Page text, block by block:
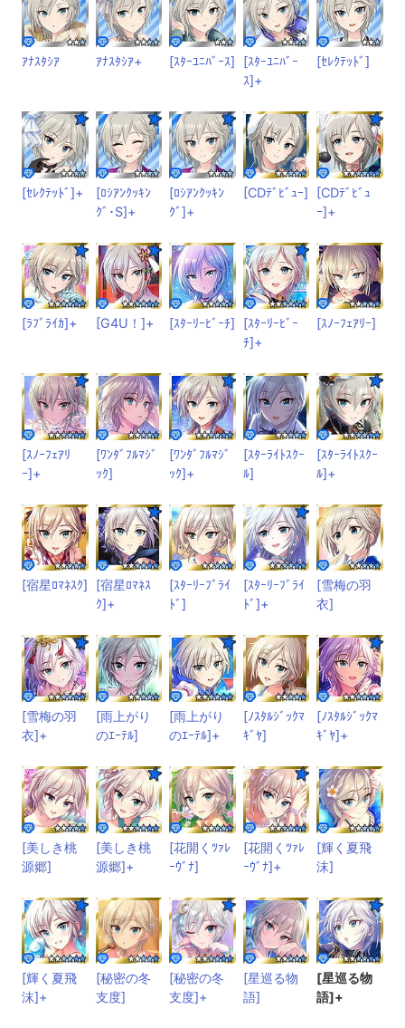
ｱﾅｽﾀｼｱ ｱﾅｽﾀｼｱ+ [ｽﾀｰﾕﾆﾊﾞｰｽ]
[ｽﾀｰﾕﾆﾊﾞｰ
ｽ]+
[ｾﾚｸﾃｯﾄﾞ]
[ｾﾚｸﾃｯﾄﾞ]+
[ﾛｼｱﾝｸｯｷﾝ
ｸﾞ･S]+
[ﾛｼｱﾝｸｯｷﾝ
ｸﾞ]+
[CDﾃﾞﾋﾞｭｰ]
[CDﾃﾞﾋﾞｭ
ｰ]+
[ﾗﾌﾞﾗｲｶ]+ [G4U！]+ [ｽﾀｰﾘｰﾋﾞｰﾁ]
[ｽﾀｰﾘｰﾋﾞｰ
ﾁ]+
[ｽﾉｰﾌｪｱﾘｰ]
[ｽﾉｰﾌｪｱﾘ
ｰ]+
[ﾜﾝﾀﾞﾌﾙﾏｼﾞ
ｯｸ]
[ﾜﾝﾀﾞﾌﾙﾏｼﾞ
ｯｸ]+
[ｽﾀｰﾗｲﾄｽｸｰ
ﾙ]
[ｽﾀｰﾗｲﾄｽｸｰ
ﾙ]+
[宿星ﾛﾏﾈｽｸ]
[宿星ﾛﾏﾈｽ
ｸ]+
[ｽﾀｰﾘｰﾌﾞﾗｲ
ﾄﾞ]
[ｽﾀｰﾘｰﾌﾞﾗｲ
ﾄﾞ]+
[雪梅の羽
衣]
[雪梅の羽
衣]+
[雨上がり
のｴｰﾃﾙ]
[雨上がり
のｴｰﾃﾙ]+
[ﾉｽﾀﾙｼﾞｯｸﾏ
ｷﾞﾔ]
[ﾉｽﾀﾙｼﾞｯｸﾏ
ｷﾞﾔ]+
[美しき桃
源郷]
[美しき桃
源郷]+
[花開くﾂｧﾚ
ｰｳﾞﾅ]
[花開くﾂｧﾚ
ｰｳﾞﾅ]+
[輝く夏飛
沫]
[輝く夏飛
沫]+
[秘密の冬
支度]
[秘密の冬
支度]+
[星巡る物
語]
[星巡る物
語]+